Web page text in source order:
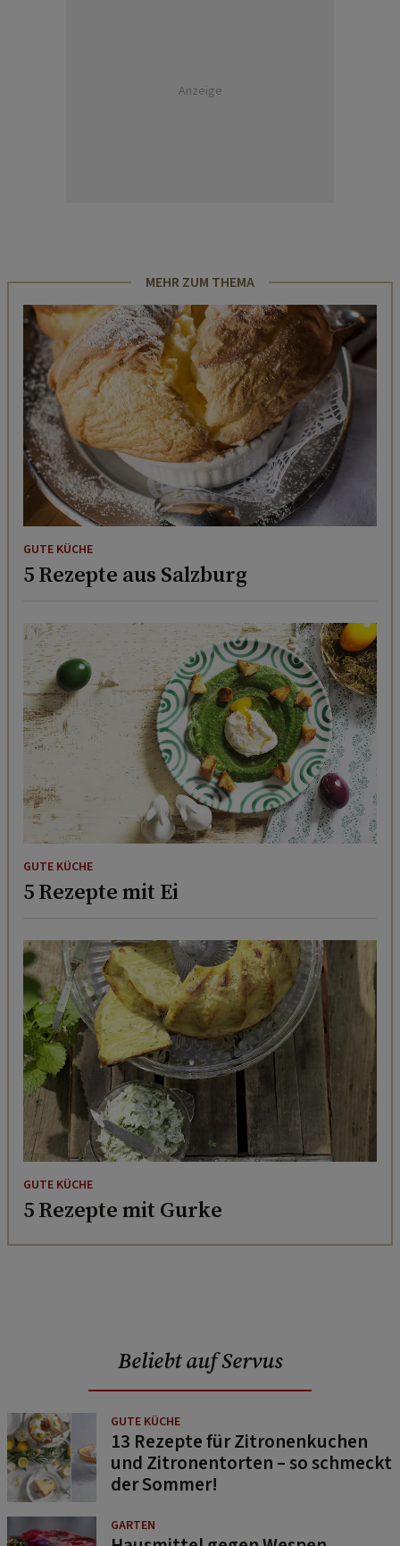
Anzeige
MEHR ZUM THEMA
GUTE KÜCHE
5 Rezepte aus Salzburg
GUTE KÜCHE
5 Rezepte mit Ei
GUTE KÜCHE
5 Rezepte mit Gurke
Beliebt auf Servus
GUTE KÜCHE
13 Rezepte für Zitronenkuchen
und Zitronentorten – so schmeckt
der Sommer!
GARTEN